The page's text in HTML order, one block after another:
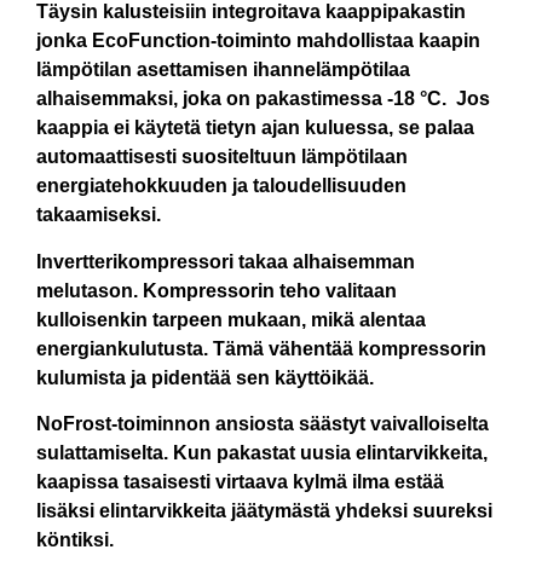
Täysin kalusteisiin integroitava kaappipakastin
jonka EcoFunction-toiminto mahdollistaa kaapin
lämpötilan asettamisen ihannelämpötilaa
alhaisemmaksi, joka on pakastimessa -18 °C. Jos
kaappia ei käytetä tietyn ajan kuluessa, se palaa
automaattisesti suositeltuun lämpötilaan
energiatehokkuuden ja taloudellisuuden
takaamiseksi.
Invertterikompressori takaa alhaisemman
melutason. Kompressorin teho valitaan
kulloisenkin tarpeen mukaan, mikä alentaa
energiankulutusta. Tämä vähentää kompressorin
kulumista ja pidentää sen käyttöikää.
NoFrost-toiminnon ansiosta säästyt vaivalloiselta
sulattamiselta. Kun pakastat uusia elintarvikkeita,
kaapissa tasaisesti virtaava kylmä ilma estää
lisäksi elintarvikkeita jäätymästä yhdeksi suureksi
köntiksi.